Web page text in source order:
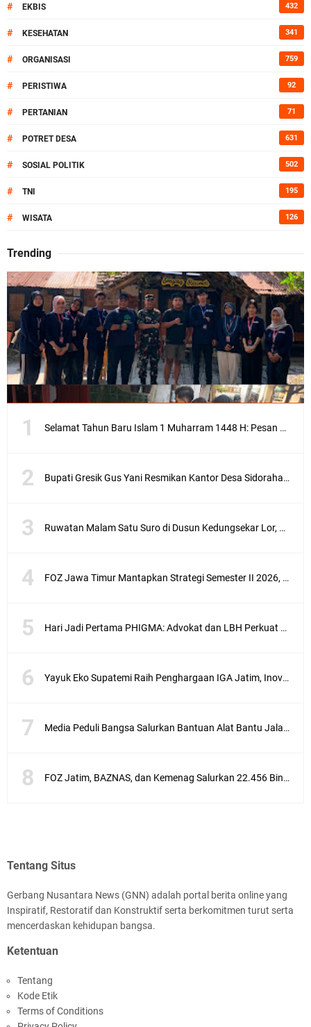
# EKBIS 432
# KESEHATAN 341
# ORGANISASI 759
# PERISTIWA 92
# PERTANIAN 71
# POTRET DESA 631
# SOSIAL POLITIK 502
# TNI 195
# WISATA 126
Trending
Selamat Tahun Baru Islam 1 Muharram 1448 H: Pesan Hijrah Drs. H. Husnul Aqib, M.M. untuk Negeri
Bupati Gresik Gus Yani Resmikan Kantor Desa Sidoraharjo: Simbol Komitmen Pelayanan Publik dan Kepedulian Sosial
Ruwatan Malam Satu Suro di Dusun Kedungsekar Lor, Tradisi Luhur yang Terus Istiqomah
FOZ Jawa Timur Mantapkan Strategi Semester II 2026, Fokus pada Penguatan SDM Amil dan Kolaborasi BerdampakNarasi
Hari Jadi Pertama PHIGMA: Advokat dan LBH Perkuat Soliditas di Jakarta
Yayuk Eko Supatemi Raih Penghargaan IGA Jatim, Inovasi Wayang Kulit untuk Anak Berkebutuhan Khusus
Media Peduli Bangsa Salurkan Bantuan Alat Bantu Jalan untuk Lansia
FOZ Jatim, BAZNAS, dan Kemenag Salurkan 22.456 Bingkisan Lebaran Yatim Serentak di Berbagai Daerah di Jawa Timur
Tentang Situs
Gerbang Nusantara News (GNN) adalah portal berita online yang
Inspiratif, Restoratif dan Konstruktif serta berkomitmen turut serta
mencerdaskan kehidupan bangsa.
Ketentuan
Tentang
Kode Etik
Terms of Conditions